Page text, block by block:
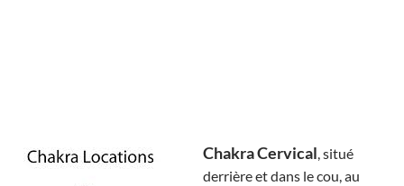
Chakra Cervical, situé
derrière et dans le cou, au